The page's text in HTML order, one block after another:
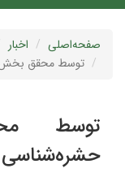
صفحه‌اصلی اخبار
توسط محقق بخش
توسط
حشره‌شناسی